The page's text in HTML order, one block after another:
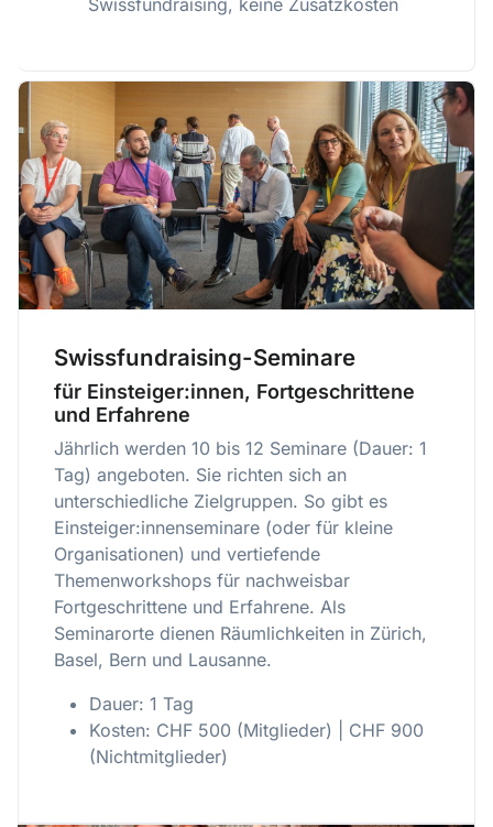
Swissfundraising, keine Zusatzkosten
Swissfundraising-Seminare
für Einsteiger:innen, Fortgeschrittene
und Erfahrene
Jährlich werden 10 bis 12 Seminare (Dauer: 1
Tag) angeboten. Sie richten sich an
unterschiedliche Zielgruppen. So gibt es
Einsteiger:innenseminare (oder für kleine
Organisationen) und vertiefende
Themenworkshops für nachweisbar
Fortgeschrittene und Erfahrene. Als
Seminarorte dienen Räumlichkeiten in Zürich,
Basel, Bern und Lausanne.
Dauer: 1 Tag
Kosten: CHF 500 (Mitglieder) | CHF 900
(Nichtmitglieder)